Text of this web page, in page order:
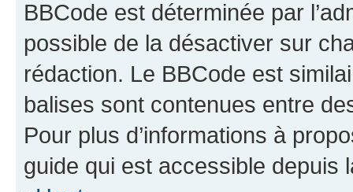
BBCode est déterminée par
possible de la désactiver sur
rédaction. Le BBCode est
balises sont contenues entre
Pour plus d’informations à
guide qui est accessible depuis